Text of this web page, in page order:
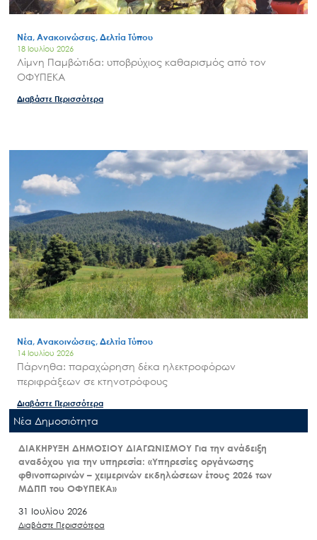
Νέα, Ανακοινώσεις, Δελτία Τύπου
18 Ιουλίου 2026
Λίμνη Παμβώτιδα: υποβρύχιος καθαρισμός από τον
ΟΦΥΠΕΚΑ
Διαβάστε Περισσότερα
Νέα, Ανακοινώσεις, Δελτία Τύπου
14 Ιουλίου 2026
Πάρνηθα: παραχώρηση δέκα ηλεκτροφόρων
περιφράξεων σε κτηνοτρόφους
Διαβάστε Περισσότερα
Nέα Δημοσιότητα
ΔΙΑΚΗΡΥΞΗ ΔΗΜΟΣΙΟΥ ΔΙΑΓΩΝΙΣΜΟΥ Για την ανάδειξη
αναδόχου για την υπηρεσία: «Υπηρεσίες οργάνωσης
φθινοπωρινών – χειμερινών εκδηλώσεων έτους 2026 των
ΜΔΠΠ του ΟΦΥΠΕΚΑ»
31 Ιουλίου 2026
Διαβάστε Περισσότερα